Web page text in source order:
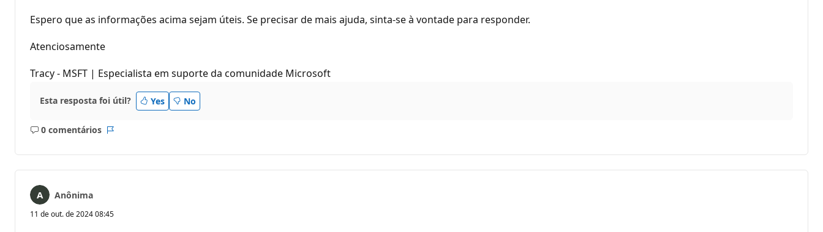
Espero que as informações acima sejam úteis. Se precisar de mais ajuda, sinta-se à vontade para responder.
Atenciosamente
Tracy - MSFT | Especialista em suporte da comunidade Microsoft
Esta resposta foi útil? Yes No
0 comentários
Sem
Anônima
11 de out. de 2024 08:45